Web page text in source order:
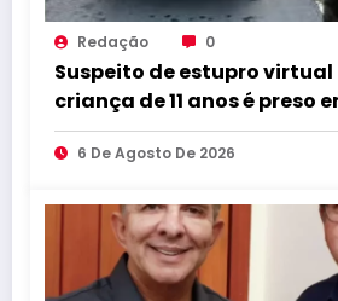
Redação 0
Suspeito de estupro
criança de 11 anos é preso
6 De Agosto De 2026